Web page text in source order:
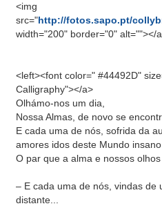
<img
src="http://fotos.sapo.pt/
width="200" border="0" alt=""></
<left><font color=" #44492D"
Calligraphy"></a>
Olhámo-nos um dia,
Nossa Almas, de novo se
E cada uma de nós, sofrida da
amores idos deste Mundo insano
O par que a alma e nossos olhos
– E cada uma de nós, vindas de
distante...